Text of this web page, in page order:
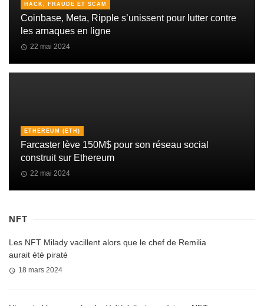
HACK, FRAUDE ET SCAM
Coinbase, Meta, Ripple s’unissent pour lutter contre
les arnaques en ligne
22 mai 2024
ETHEREUM (ETH)
Farcaster lève 150M$ pour son réseau social
construit sur Ethereum
22 mai 2024
NFT
Les NFT Milady vacillent alors que le chef de Remilia
aurait été piraté
18 mars 2024